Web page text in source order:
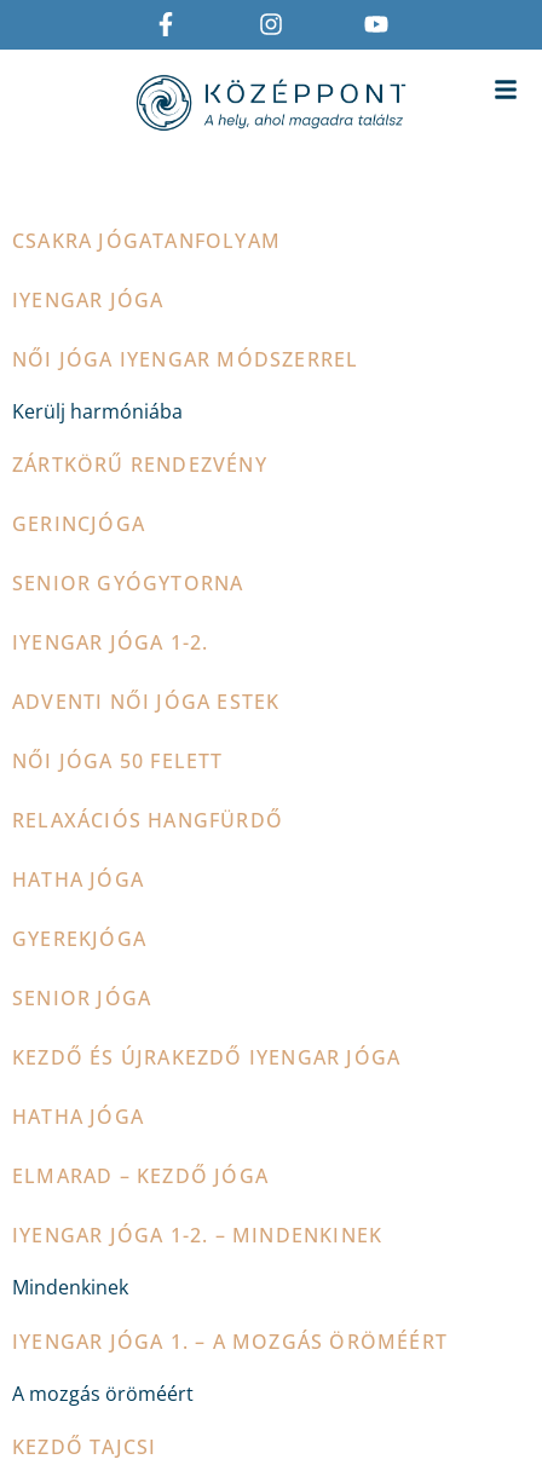
CSAKRA JÓGATANFOLYAM
IYENGAR JÓGA
NŐI JÓGA IYENGAR MÓDSZERREL
Kerülj harmóniába
ZÁRTKÖRŰ RENDEZVÉNY
GERINCJÓGA
SENIOR GYÓGYTORNA
IYENGAR JÓGA 1-2.
ADVENTI NŐI JÓGA ESTEK
NŐI JÓGA 50 FELETT
RELAXÁCIÓS HANGFÜRDŐ
HATHA JÓGA
GYEREKJÓGA
SENIOR JÓGA
KEZDŐ ÉS ÚJRAKEZDŐ IYENGAR JÓGA
HATHA JÓGA
ELMARAD – KEZDŐ JÓGA
IYENGAR JÓGA 1-2. – MINDENKINEK
Mindenkinek
IYENGAR JÓGA 1. – A MOZGÁS ÖRÖMÉÉRT
A mozgás öröméért
KEZDŐ TAJCSI